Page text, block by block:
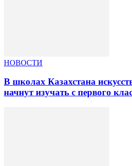
НОВОСТИ
В школах Казахстана
начнут изучать с первого